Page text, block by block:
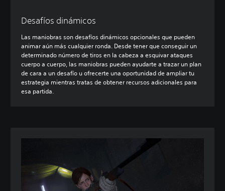
Desafíos dinámicos
Las maniobras son desafíos dinámicos opcionales que pueden
animar aún más cualquier ronda. Desde tener que conseguir un
determinado número de tiros en la cabeza a esquivar ataques
cuerpo a cuerpo, las maniobras pueden ayudarte a trazar un plan
de cara a un desafío u ofrecerte una oportunidad de ampliar tu
estrategia mientras tratas de obtener recursos adicionales para
esa partida.